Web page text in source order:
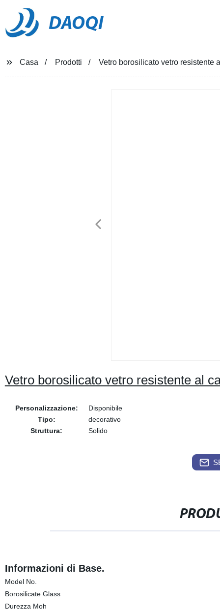
DAOQI
Casa Prodotti Vetro borosilicato vetro resistente
Vetro borosilicato vetro resistente al
Personalizzazione:
Disponibile
Tipo:
decorativo
Struttura:
Solido
Informazioni di Base.
Model No.
Borosilicate Glass
Durezza Moh